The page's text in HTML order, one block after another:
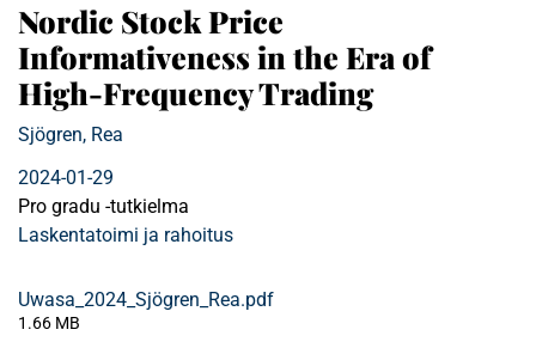
Nordic Stock Price
Informativeness in the Era of
High-Frequency Trading
Sjögren, Rea
2024-01-29
Pro gradu -tutkielma
Laskentatoimi ja rahoitus
Uwasa_2024_Sjögren_Rea.pdf
1.66 MB